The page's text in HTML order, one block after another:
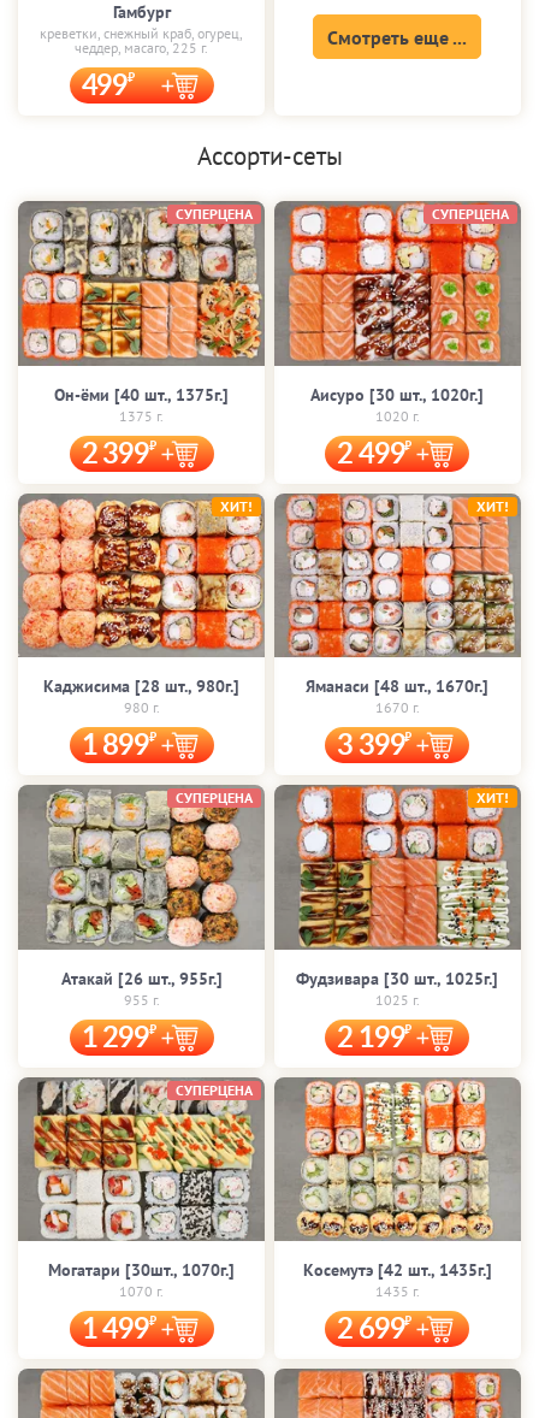
Гамбург
креветки, снежный краб, огурец,
чеддер, масаго, 225 г.
499
Смотреть еще ...
Ассорти-сеты
Он-ёми [40 шт., 1375г.]
1375 г.
2 399
СУПЕРЦЕНА
Аисуро [30 шт., 1020г.]
1020 г.
2 499
СУПЕРЦЕНА
Каджисима [28 шт., 980г.]
980 г.
1 899
ХИТ!
Яманаси [48 шт., 1670г.]
1670 г.
3 399
ХИТ!
Атакай [26 шт., 955г.]
955 г.
1 299
СУПЕРЦЕНА
Фудзивара [30 шт., 1025г.]
1025 г.
2 199
ХИТ!
Могатари [30шт., 1070г.]
1070 г.
1 499
СУПЕРЦЕНА
Косемутэ [42 шт., 1435г.]
1435 г.
2 699